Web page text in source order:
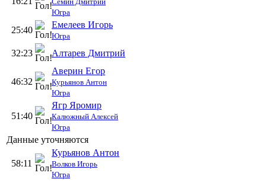
Югра
25:40
Емелеев Игорь
Югра
32:23 Алтарев Дмитрий
46:32
Аверин Егор
Курьянов Антон
Югра
51:40
Ягр Яромир
Калюжный Алексей
Югра
Данные уточняются
58:11
Курьянов Антон
Волков Игорь
Югра